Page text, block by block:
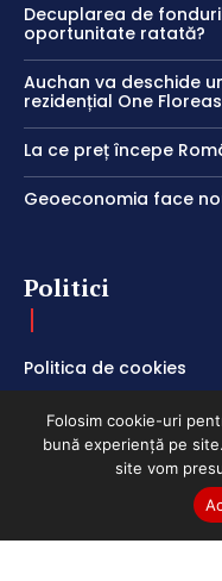
Decuplarea de
oportunitate ratată?
Auchan va deschide
rezidențial One
La ce preț începe
Geoeconomia face
Politici
Politica de cookies
Politica de
Folosim cookie-uri
bună experiență pe
site vom